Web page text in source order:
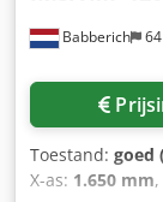
Babberich
Toestand: goed
X-as: 1.650 mm